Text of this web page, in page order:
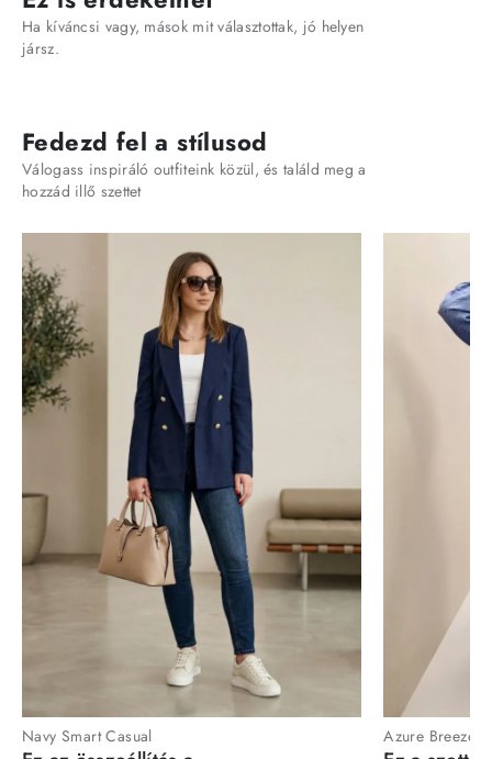
Ha kíváncsi vagy, mások mit választottak, jó helyen
jársz.
Fedezd fel a stílusod
Válogass inspiráló outfiteink közül, és találd meg a
hozzád illő szettet
Navy Smart Casual Azure Breeze